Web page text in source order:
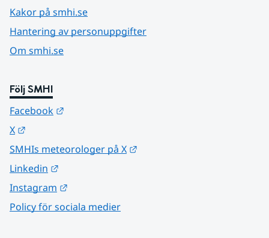
Kakor på smhi.se
Hantering av personuppgifter
Om smhi.se
Följ SMHI
Facebook
X
SMHIs meteorologer på X
Linkedin
Instagram
Policy för sociala medier